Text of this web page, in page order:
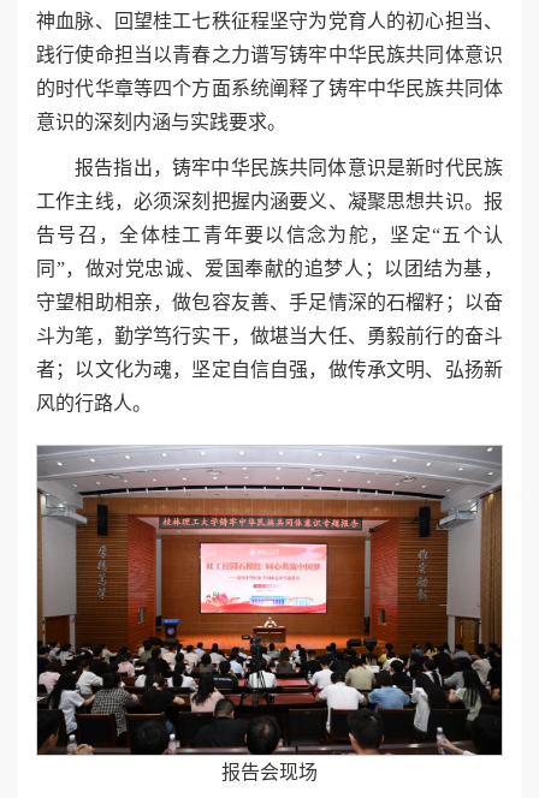
神血脉、回望桂工七秩征程坚守为党育人的初心担当、
践行使命担当以青春之力谱写铸牢中华民族共同体意识
的时代华章等四个方面系统阐释了铸牢中华民族共同体
意识的深刻内涵与实践要求。
报告指出，铸牢中华⺠族共同体意识是新时代⺠族
⼯作主线，必须深刻把握内涵要义、凝聚思想共识。报
告号召，全体桂工青年要以信念为舵，坚定“五个认
同”，做对党忠诚、爱国奉献的追梦人；以团结为基，
守望相助相亲，做包容友善、手足情深的石榴籽；以奋
斗为笔，勤学笃行实干，做堪当大任、勇毅前行的奋斗
者；以文化为魂，坚定自信自强，做传承文明、弘扬新
风的行路人。
报告会现场